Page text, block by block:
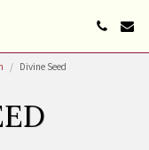
Divine Seed